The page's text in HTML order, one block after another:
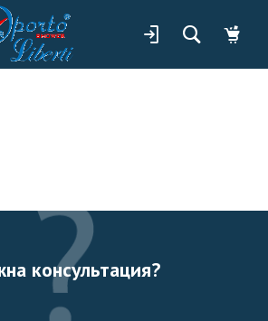
консультация?